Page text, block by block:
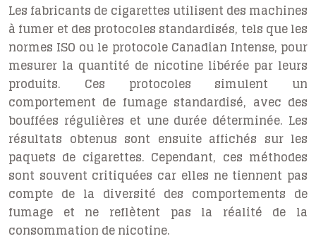
Les fabricants de cigarettes utilisent des machines
à fumer et des protocoles standardisés, tels que les
normes ISO ou le protocole Canadian Intense, pour
mesurer la quantité de nicotine libérée par leurs
produits. Ces protocoles simulent un
comportement de fumage standardisé, avec des
bouffées régulières et une durée déterminée. Les
résultats obtenus sont ensuite affichés sur les
paquets de cigarettes. Cependant, ces méthodes
sont souvent critiquées car elles ne tiennent pas
compte de la diversité des comportements de
fumage et ne reflètent pas la réalité de la
consommation de nicotine.